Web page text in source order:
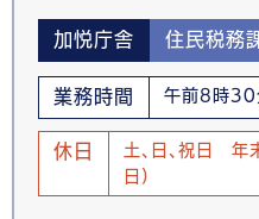
加悦庁舎 住民税務
業務時間 午前8時30
休日
土、日、祝日
日)